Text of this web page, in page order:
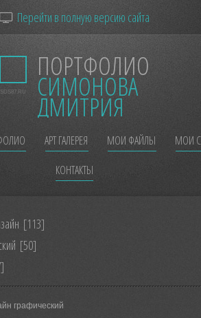
Перейти в полную версию сайта
SDS87.RU
ПОРТФОЛИО
СИМОНОВА
ДМИТРИЯ
АРТ ГАЛЕРЕЯ МОИ ФАЙЛЫ
МОИ
КОНТАКТЫ
[113]
[50]
графический